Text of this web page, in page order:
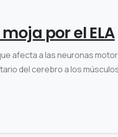
por el ELA
afecta a las neuronas
del cerebro a los